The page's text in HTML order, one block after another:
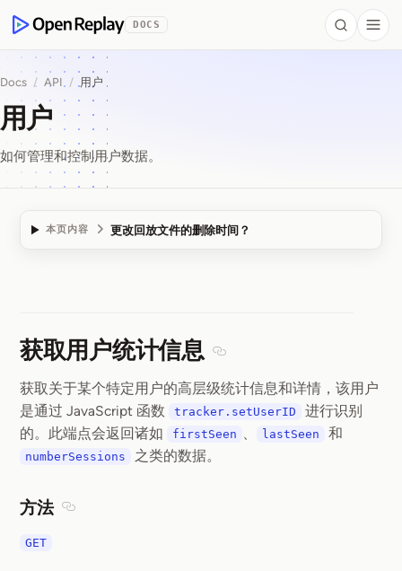
OpenReplay
DOCS Search
Docs / API / 用户
用户
如何管理和控制用户数据。
本页内容 更改回放文件的删除时间？
获取用户统计信息
获取关于某个特定用户的高层级统计信息和详情，该用户
是通过 JavaScript 函数
tracker.setUserID
进行识别
的。此端点会返回诸如
firstSeen 、 lastSeen 和
numberSessions 之类的数据。
方法
GET